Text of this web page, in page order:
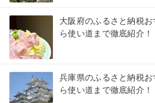
大阪府のふるさと納税
ら使い道まで徹底紹介！
兵庫県のふるさと納税
ら使い道まで徹底紹介！